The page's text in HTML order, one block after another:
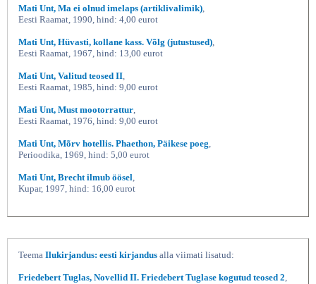
Mati Unt, Ma ei olnud imelaps (artiklivalimik)
Eesti Raamat, 1990, hind: 4,00 eurot
Mati Unt, Hüvasti, kollane kass. Võlg (jutustused)
Eesti Raamat, 1967, hind: 13,00 eurot
Mati Unt, Valitud teosed II
Eesti Raamat, 1985, hind: 9,00 eurot
Mati Unt, Must mootorrattur
Eesti Raamat, 1976, hind: 9,00 eurot
Mati Unt, Mõrv hotellis. Phaethon, Päikese poeg
Perioodika, 1969, hind: 5,00 eurot
Mati Unt, Brecht ilmub öösel
Kupar, 1997, hind: 16,00 eurot
Teema Ilukirjandus: eesti kirjandus alla viimati lisatud:
Friedebert Tuglas, Novellid II. Friedebert Tuglase kogutud teosed 2